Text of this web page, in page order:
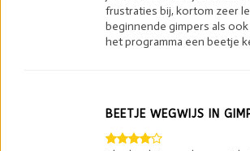
frustraties bij, kortom zeer
beginnende gimpers als
het programma een beetje
BEETJE WEGWIJS IN